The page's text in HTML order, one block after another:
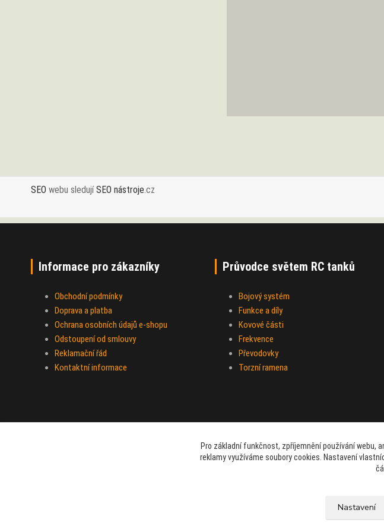
SEO webu sledujíSEO nástroje.cz
Informace pro zákazníky
Obchodní podmínky
Doprava a platba
Ochrana osobních údajů e-shopu
Odstoupení od smlouvy
Reklamační řád
Kontaktní informace
Průvodce světem RC tanků
Bojový systém
Funkce a díly
Kovové části
Frekvence
Převodovky
Torzní ramena
Pro základní funkčnost, zpříjemnění používání webu,
reklamy využíváme soubory cookies. Nastavení
Nastavení